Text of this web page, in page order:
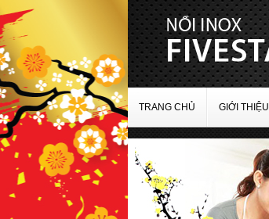
TRANG CHỦ GIỚI THIỆU